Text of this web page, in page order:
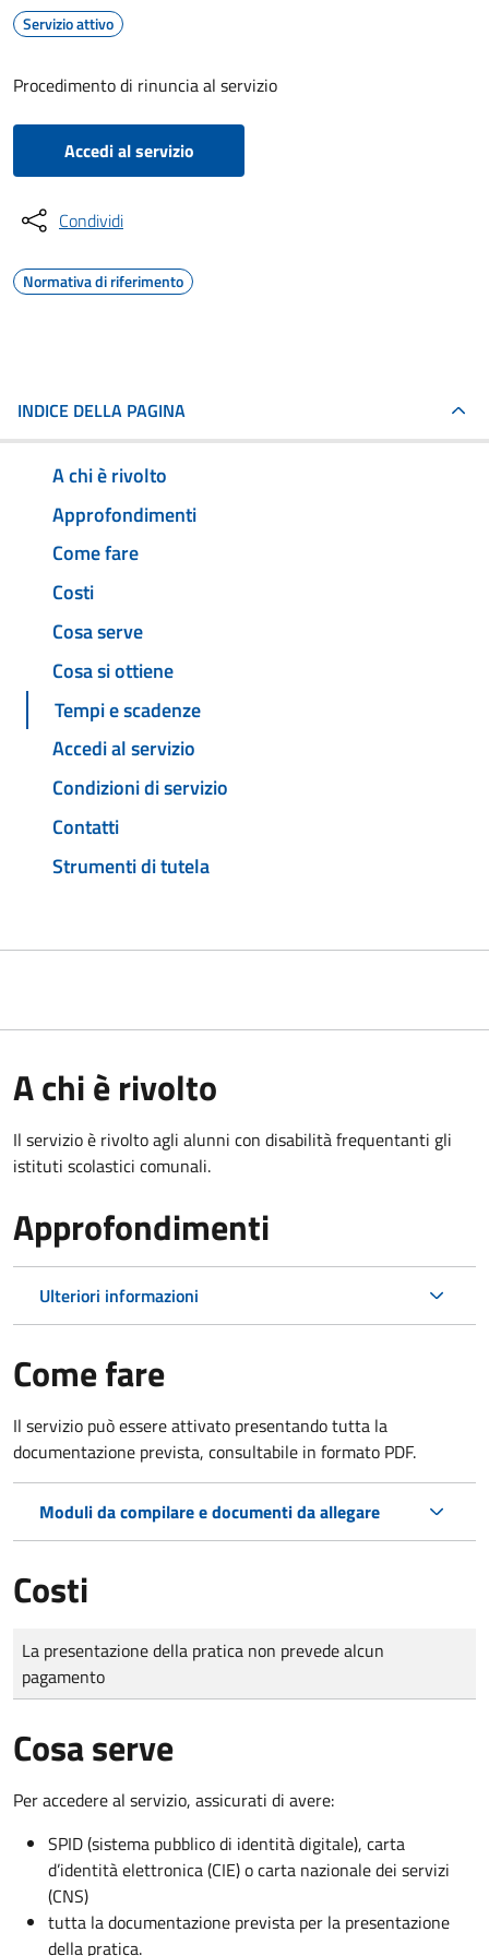
Servizio attivo
Procedimento di rinuncia al servizio
Accedi al servizio
Condividi
Normativa di riferimento
INDICE DELLA PAGINA
A chi è rivolto
Approfondimenti
Come fare
Costi
Cosa serve
Cosa si ottiene
Tempi e scadenze
Accedi al servizio
Condizioni di servizio
Contatti
Strumenti di tutela
A chi è rivolto
Il servizio è rivolto agli alunni con disabilità frequentanti gli
istituti scolastici comunali.
Approfondimenti
Ulteriori informazioni
Come fare
Il servizio può essere attivato presentando tutta la
documentazione prevista, consultabile in formato PDF.
Moduli da compilare e documenti da allegare
Costi
Tipo di pagamento
Importo
La presentazione della pratica non prevede alcun
pagamento
Cosa serve
Per accedere al servizio, assicurati di avere:
SPID (sistema pubblico di identità digitale), carta
d’identità elettronica (CIE) o carta nazionale dei servizi
(CNS)
tutta la documentazione prevista per la presentazione
della pratica.